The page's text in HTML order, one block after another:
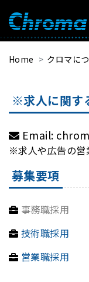
Home クロマに
※求人に関す
Email:
※求人や広告の営
募集要項
事務職採用
技術職採用
営業職採用